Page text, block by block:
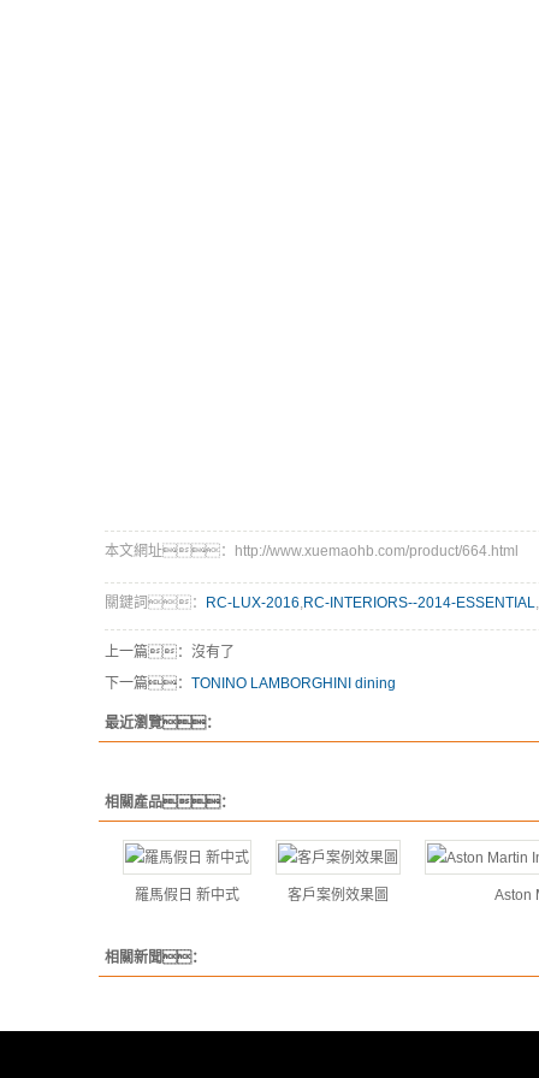
本文網址：http://www.xuemaohb.com/product/664.html
關鍵詞： RC-LUX-2016,RC-INTERIORS--2014-ESSENTIAL,
上一篇：沒有了
下一篇： TONINO LAMBORGHINI dining
最近瀏覽：
相關產品：
羅馬假日 新中式 客戶案例效果圖 Aston
相關新聞：